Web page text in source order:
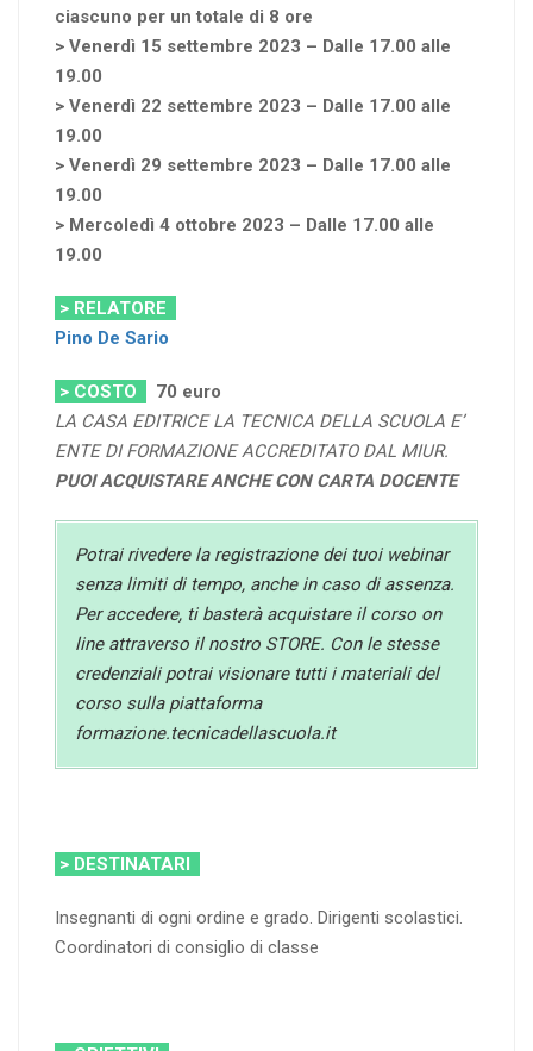
ciascuno per un totale di 8 ore
> Venerdì 15 settembre 2023 – Dalle 17.00 alle
19.00
> Venerdì 22 settembre 2023 – Dalle 17.00 alle
19.00
> Venerdì 29 settembre 2023 – Dalle 17.00 alle
19.00
> Mercoledì 4 ottobre 2023 – Dalle 17.00 alle
19.00
> RELATORE
Pino De Sario
> COSTO 70 euro
LA CASA EDITRICE LA TECNICA DELLA SCUOLA E’
ENTE DI FORMAZIONE ACCREDITATO DAL MIUR.
PUOI ACQUISTARE ANCHE CON CARTA DOCENTE
Potrai rivedere la registrazione dei tuoi webinar
senza limiti di tempo, anche in caso di assenza.
Per accedere, ti basterà acquistare il corso on
line attraverso il nostro STORE. Con le stesse
credenziali potrai visionare tutti i materiali del
corso sulla piattaforma
formazione.tecnicadellascuola.it
> DESTINATARI
Insegnanti di ogni ordine e grado. Dirigenti scolastici.
Coordinatori di consiglio di classe